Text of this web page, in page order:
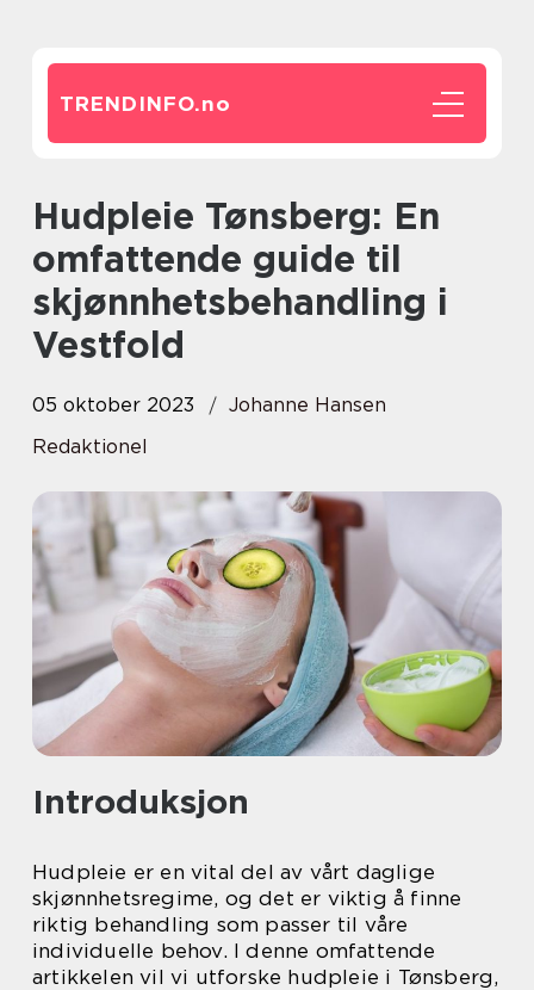
TRENDINFO.no
Hudpleie Tønsberg: En
omfattende guide til
skjønnhetsbehandling i
Vestfold
05 oktober 2023
Johanne Hansen
Redaktionel
Introduksjon
Hudpleie er en vital del av vårt daglige
skjønnhetsregime, og det er viktig å finne
riktig behandling som passer til våre
individuelle behov. I denne omfattende
artikkelen vil vi utforske hudpleie i Tønsberg,